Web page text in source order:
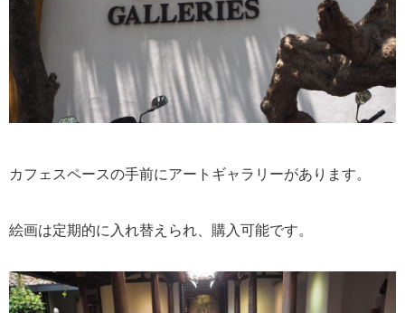
カフェスペースの手前にアートギャラリーがあります。
絵画は定期的に入れ替えられ、購入可能です。